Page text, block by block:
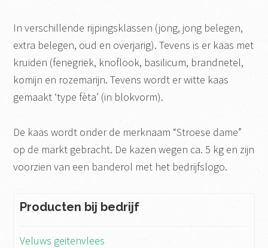
In verschillende rijpingsklassen (jong, jong belegen,
extra belegen, oud en overjarig). Tevens is er kaas met
kruiden (fenegriek, knoflook, basilicum, brandnetel,
komijn en rozemarijn. Tevens wordt er witte kaas
gemaakt ‘type fèta’ (in blokvorm).
De kaas wordt onder de merknaam “Stroese dame”
op de markt gebracht. De kazen wegen ca. 5 kg en zijn
voorzien van een banderol met het bedrijfslogo.
Producten bij bedrijf
Veluws geitenvlees